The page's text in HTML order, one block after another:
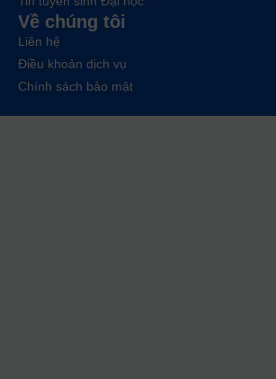
Về chúng tôi
Liên hệ
Điều khoản dịch vụ
Chính sách bảo mật